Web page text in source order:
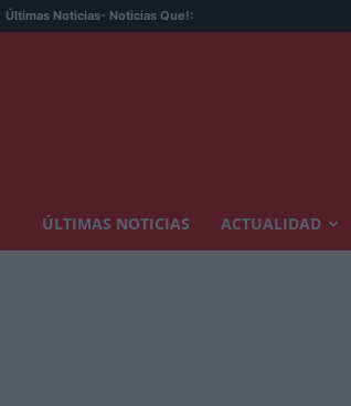
Últimas Noticias- Noticias Que!:
ÚLTIMAS NOTICIAS ACTUALIDAD